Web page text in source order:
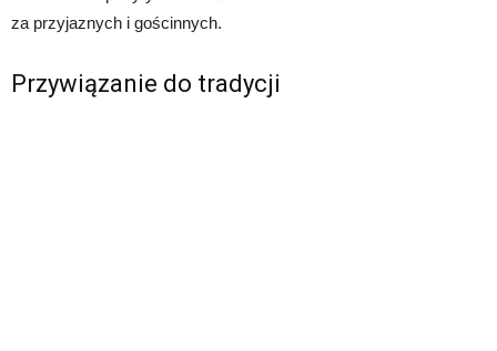
za przyjaznych i gościnnych.
Przywiązanie do tradycji